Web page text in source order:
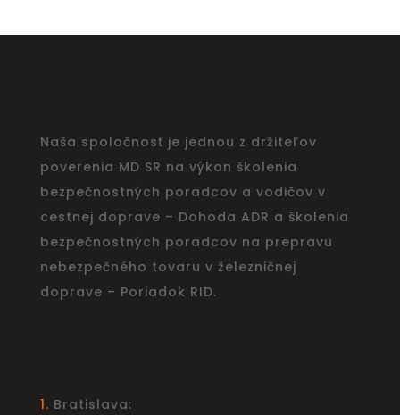
Naša spoločnosť je jednou z držiteľov
poverenia MD SR na výkon školenia
bezpečnostných poradcov a vodičov v
cestnej doprave – Dohoda ADR a školenia
bezpečnostných poradcov na prepravu
nebezpečného tovaru v železničnej
doprave – Poriadok RID.
1. Bratislava: